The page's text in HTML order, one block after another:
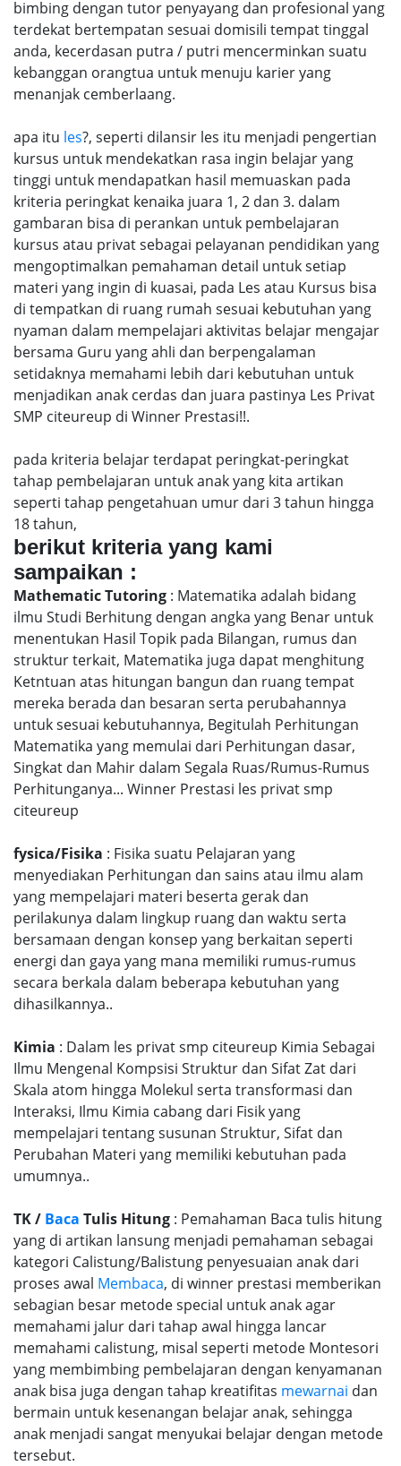
bimbing dengan tutor penyayang dan profesional yang
terdekat bertempatan sesuai domisili tempat tinggal
anda, kecerdasan putra / putri mencerminkan suatu
kebanggan orangtua untuk menuju karier yang
menanjak cemberlaang.
apa itu les?, seperti dilansir les itu menjadi pengertian
kursus untuk mendekatkan rasa ingin belajar yang
tinggi untuk mendapatkan hasil memuaskan pada
kriteria peringkat kenaika juara 1, 2 dan 3. dalam
gambaran bisa di perankan untuk pembelajaran
kursus atau privat sebagai pelayanan pendidikan yang
mengoptimalkan pemahaman detail untuk setiap
materi yang ingin di kuasai, pada Les atau Kursus bisa
di tempatkan di ruang rumah sesuai kebutuhan yang
nyaman dalam mempelajari aktivitas belajar mengajar
bersama Guru yang ahli dan berpengalaman
setidaknya memahami lebih dari kebutuhan untuk
menjadikan anak cerdas dan juara pastinya Les Privat
SMP citeureup di Winner Prestasi!!.
pada kriteria belajar terdapat peringkat-peringkat
tahap pembelajaran untuk anak yang kita artikan
seperti tahap pengetahuan umur dari 3 tahun hingga
18 tahun,
berikut kriteria yang kami
sampaikan :
Mathematic Tutoring : Matematika adalah bidang
ilmu Studi Berhitung dengan angka yang Benar untuk
menentukan Hasil Topik pada Bilangan, rumus dan
struktur terkait, Matematika juga dapat menghitung
Ketntuan atas hitungan bangun dan ruang tempat
mereka berada dan besaran serta perubahannya
untuk sesuai kebutuhannya, Begitulah Perhitungan
Matematika yang memulai dari Perhitungan dasar,
Singkat dan Mahir dalam Segala Ruas/Rumus-Rumus
Perhitunganya... Winner Prestasi les privat smp
citeureup
fysica/Fisika : Fisika suatu Pelajaran yang
menyediakan Perhitungan dan sains atau ilmu alam
yang mempelajari materi beserta gerak dan
perilakunya dalam lingkup ruang dan waktu serta
bersamaan dengan konsep yang berkaitan seperti
energi dan gaya yang mana memiliki rumus-rumus
secara berkala dalam beberapa kebutuhan yang
dihasilkannya..
Kimia : Dalam les privat smp citeureup Kimia Sebagai
Ilmu Mengenal Kompsisi Struktur dan Sifat Zat dari
Skala atom hingga Molekul serta transformasi dan
Interaksi, Ilmu Kimia cabang dari Fisik yang
mempelajari tentang susunan Struktur, Sifat dan
Perubahan Materi yang memiliki kebutuhan pada
umumnya..
TK / Baca Tulis Hitung : Pemahaman Baca tulis hitung
yang di artikan lansung menjadi pemahaman sebagai
kategori Calistung/Balistung penyesuaian anak dari
proses awal Membaca, di winner prestasi memberikan
sebagian besar metode special untuk anak agar
memahami jalur dari tahap awal hingga lancar
memahami calistung, misal seperti metode Montesori
yang membimbing pembelajaran dengan kenyamanan
anak bisa juga dengan tahap kreatifitas mewarnai dan
bermain untuk kesenangan belajar anak, sehingga
anak menjadi sangat menyukai belajar dengan metode
tersebut.